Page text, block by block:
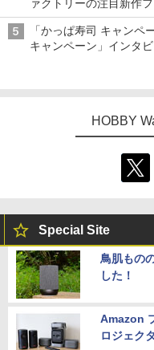
ァクトリーの注目新作
示会】
「かっぱ寿司 キャンペ
キャンペーン」インタ
HOBBY
Special Site
鳥肌もの
した！
Amazon
ロジェク